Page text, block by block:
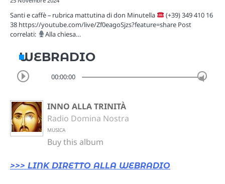
Santi e caffè – rubrica mattutina di don Minutella
(+39) 349 410 16
38 https://youtube.com/live/Zf0eagoSjzs?feature=share Post
correlati:
Alla chiesa…
WEBRADIO
00:00:00
INNO ALLA TRINITÀ
Radio Domina Nostra
MUSICA
Buy this album
>>> LINK DIRETTO ALLA WEBRADIO